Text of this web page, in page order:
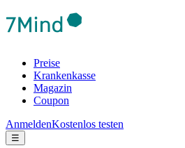
Preise
Krankenkasse
Magazin
Coupon
AnmeldenKostenlos testen
☰